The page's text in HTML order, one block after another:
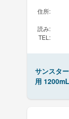
住所:
読み:
TEL :
サンスタ
用 1200mL